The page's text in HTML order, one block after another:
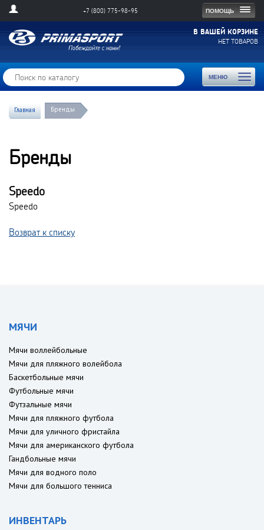
ПОМОЩЬ
+7 (800) 775-98-95
В ВАШЕЙ КОРЗИНЕ
НЕТ ТОВАРОВ
МЕНЮ
Toggle
Главная Бренды
Бренды
Speedo
Speedo
Возврат к списку
МЯЧИ
Мячи воллейбольные
Мячи для пляжного волейбола
Баскетбольные мячи
Футбольные мячи
Футзальные мячи
Мячи для пляжного футбола
Мячи для уличного фристайла
Мячи для американского футбола
Гандбольные мячи
Мячи для водного поло
Мячи для большого тенниса
ИНВЕНТАРЬ